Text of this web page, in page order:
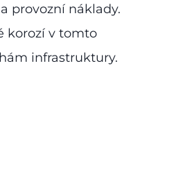
provozní náklady.
korozí v tomto
infrastruktury.